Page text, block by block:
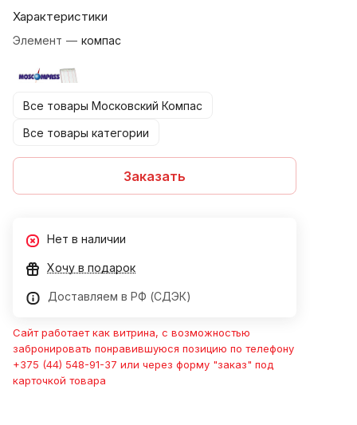
Характеристики
Элемент — компас
Все товары Московский Компас
Все товары категории
Заказать
Нет в наличии
Хочу в подарок
Доставляем в РФ (СДЭК)
Сайт работает как витрина, с возможностью
забронировать понравившуюся позицию по телефону
+375 (44) 548-91-37 или через форму "заказ" под
карточкой товара